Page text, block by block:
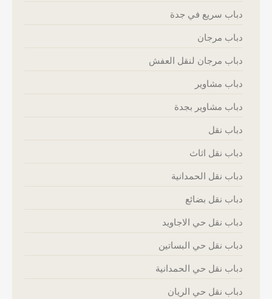
دباب سريع في جدة
دباب مرجان
دباب مرجان لنقل العفش
دباب مشاوير
دباب مشاوير بجدة
دباب نقل
دباب نقل اثاث
دباب نقل الحمدانية
دباب نقل بضائع
دباب نقل حي الاجاويد
دباب نقل حي البساتين
دباب نقل حي الحمدانية
دباب نقل حي الريان